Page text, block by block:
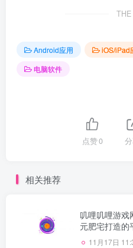
Android应用 iOS/iPad
电脑软件
点赞0
相关推荐
叽哩叽哩游
元肥宅打造的
11月17日